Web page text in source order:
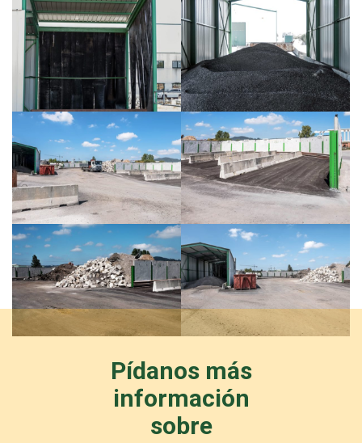
Pídanos más
información
sobre